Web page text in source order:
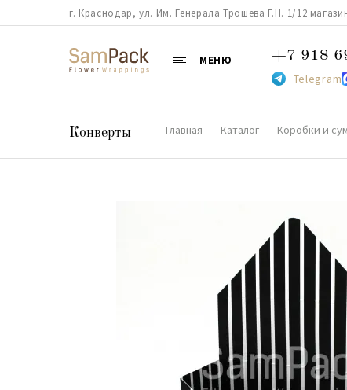
г. Краснодар, ул. Им. Генерала Трошева Г.Н. 1/12
МЕНЮ +7 918
Telegram
Конверты Главная Каталог Коробки и